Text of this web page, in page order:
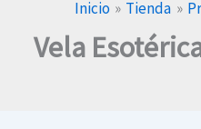
Inicio Tienda
Vela